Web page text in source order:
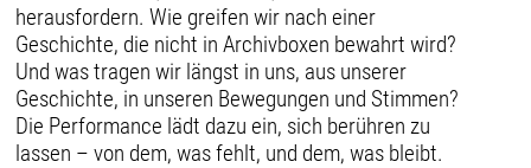
herausfordern. Wie greifen wir nach einer
Geschichte, die nicht in Archivboxen bewahrt wird?
Und was tragen wir längst in uns, aus unserer
Geschichte, in unseren Bewegungen und Stimmen?
Die Performance lädt dazu ein, sich berühren zu
lassen – von dem, was fehlt, und dem, was bleibt.